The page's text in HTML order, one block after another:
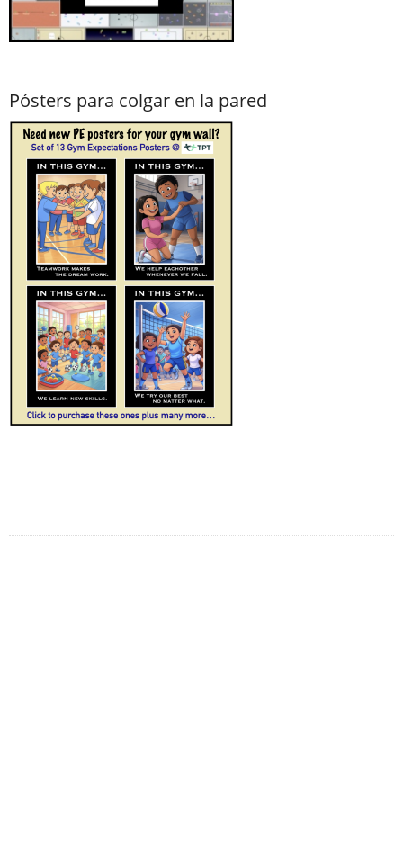
Pósters para colgar en la pared